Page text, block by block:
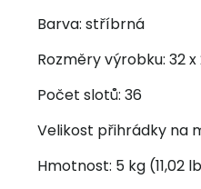
Barva: stříbrná
Rozměry výrobku: 32 x
Počet slotů: 36
Velikost přihrádky na
Hmotnost: 5 kg (11,02